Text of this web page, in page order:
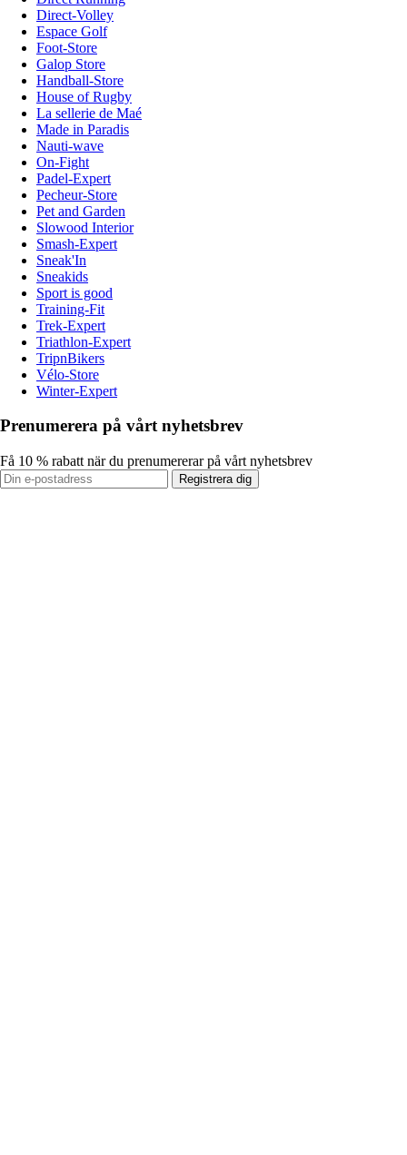
Direct-Volley
Espace Golf
Foot-Store
Galop Store
Handball-Store
House of Rugby
La sellerie de Maé
Made in Paradis
Nauti-wave
On-Fight
Padel-Expert
Pecheur-Store
Pet and Garden
Slowood Interior
Smash-Expert
Sneak'In
Sneakids
Sport is good
Training-Fit
Trek-Expert
Triathlon-Expert
TripnBikers
Vélo-Store
Winter-Expert
Prenumerera på vårt nyhetsbrev
Få 10 % rabatt när du prenumererar på vårt nyhetsbrev
Registrera dig